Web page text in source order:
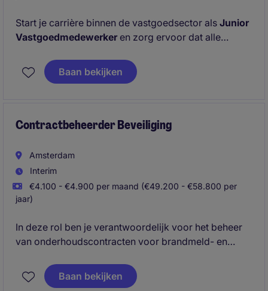
Start je carrière binnen de vastgoedsector als Junior
Vastgoedmedewerker en zorg ervoor dat alle
soepel verlopen. Je komt terecht in een betrokken
team op een modern kantoor dat uitstekend
bevindt.
Baan bekijken
Contractbeheerder Beveiliging
Amsterdam
Interim
€4.100 - €4.900 per maand (€49.200 - €58.800 per
jaar)
In deze rol ben je verantwoordelijk voor het beheer
van onderhoudscontracten voor brandmeld- en
afspraken worden nagekomen, klanten tevreden
blijven en jouw team optimaal kan presteren.
Baan bekijken